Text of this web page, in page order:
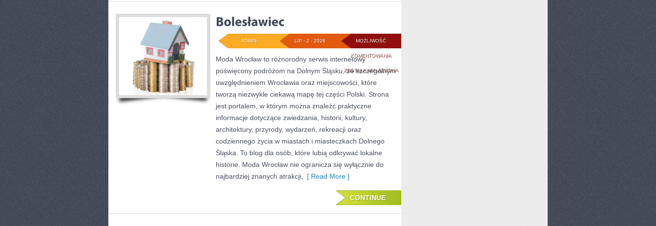
MOŻLIWOŚĆ
KOMENTOWANIABOLESŁAWIEC
ZOSTAŁA WYŁĄCZONA
LIP - 2 - 2026
ADMIN
Moda Wrocław to różnorodny serwis internetowy
poświęcony podróżom na Dolnym Śląsku, ze szczególnym
uwzględnieniem Wrocławia oraz miejscowości, które
tworzą niezwykle ciekawą mapę tej części Polski. Strona
jest portalem, w którym można znaleźć praktyczne
informacje dotyczące zwiedzania, historii, kultury,
architektury, przyrody, wydarzeń, rekreacji oraz
codziennego życia w miastach i miasteczkach Dolnego
Śląska. To blog dla osób, które lubią odkrywać lokalne
historie. Moda Wrocław nie ogranicza się wyłącznie do
najbardziej znanych atrakcji,
[ Read More ]
CONTINUE